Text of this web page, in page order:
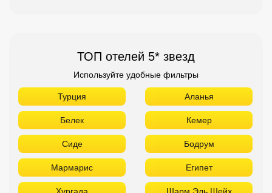
ТОП отелей 5* звезд
Используйте удобные фильтры
Турция Аланья
Белек Кемер
Сиде Бодрум
Мармарис Египет